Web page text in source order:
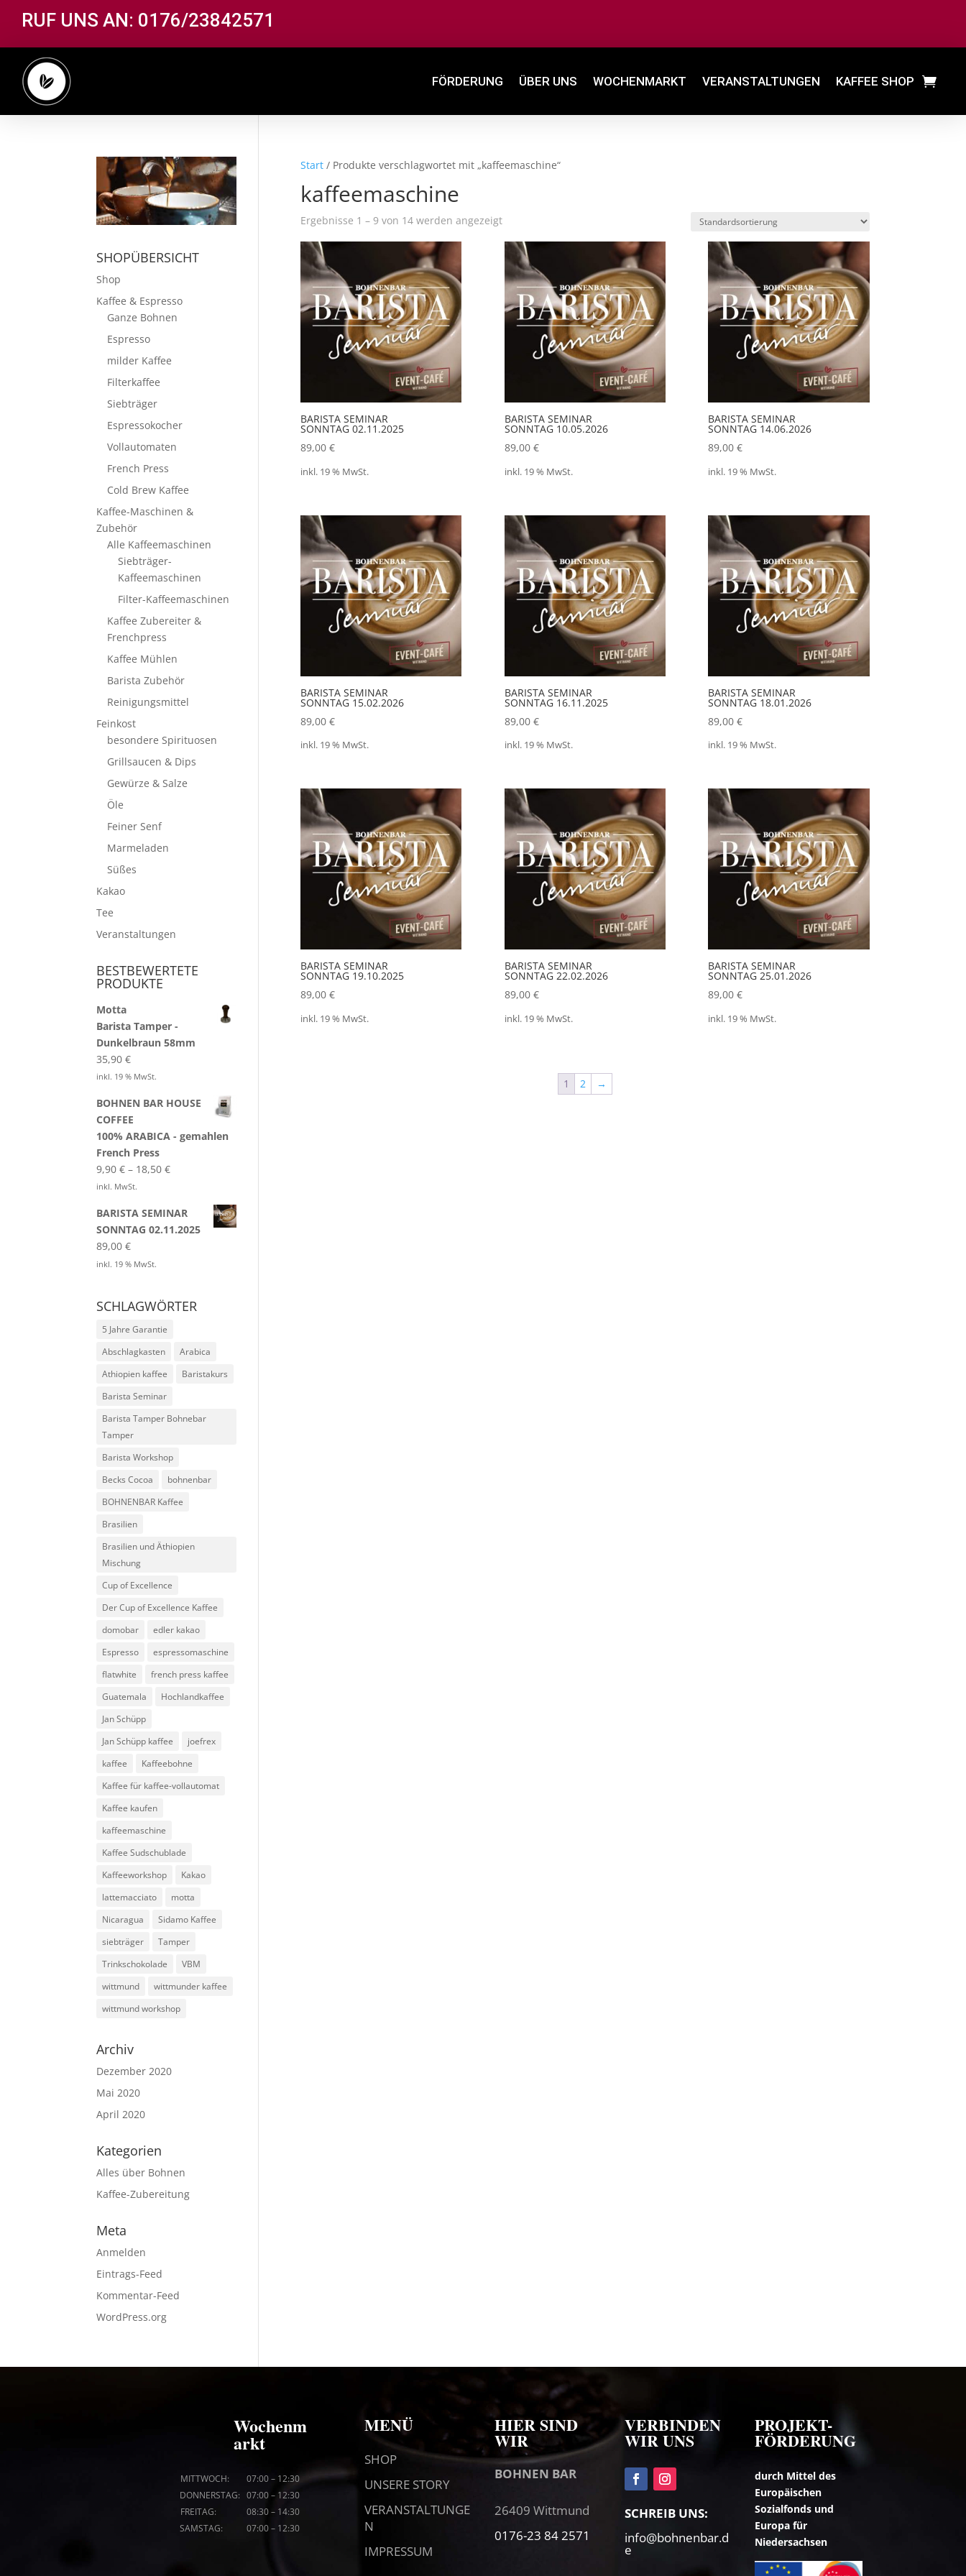
RUF UNS AN: 0176/23842571
FÖRDERUNG ÜBER UNS WOCHENMARKT VERANSTALTUNGEN KAFFEE SHOP
Start/ Produkte verschlagwortet mit „kaffeemaschine“
kaffeemaschine
Ergebnisse 1 – 9 von 14 werden angezeigt
BARISTA SEMINAR
SONNTAG 02.11.2025
89,00 €
inkl. 19 % MwSt.
BARISTA SEMINAR
SONNTAG 10.05.2026
89,00 €
inkl. 19 % MwSt.
BARISTA SEMINAR
SONNTAG 14.06.2026
89,00€
inkl. 19 % MwSt.
BARISTA SEMINAR
SONNTAG 15.02.2026
89,00 €
inkl. 19 % MwSt.
BARISTA SEMINAR
SONNTAG 16.11.2025
89,00 €
inkl. 19 % MwSt.
BARISTA SEMINAR
SONNTAG 18.01.2026
89,00€
inkl. 19 % MwSt.
BARISTA SEMINAR
SONNTAG 19.10.2025
89,00 €
inkl. 19 % MwSt.
BARISTA SEMINAR
SONNTAG 22.02.2026
89,00 €
inkl. 19 % MwSt.
BARISTA SEMINAR
SONNTAG 25.01.2026
89,00€
inkl. 19 % MwSt.
1 2 →
SHOPÜBERSICHT
Shop
Kaffee & Espresso
Ganze Bohnen
Espresso
milder Kaffee
Filterkaffee
Siebträger
Espressokocher
Vollautomaten
French Press
Cold Brew Kaffee
Kaffee-Maschinen &
Zubehör
Alle Kaffeemaschinen
Siebträger-
Kaffeemaschinen
Filter-Kaffeemaschinen
Kaffee Zubereiter &
Frenchpress
Kaffee Mühlen
Barista Zubehör
Reinigungsmittel
Feinkost
besondere Spirituosen
Grillsaucen & Dips
Gewürze & Salze
Öle
Feiner Senf
Marmeladen
Süßes
Kakao
Tee
Veranstaltungen
BESTBEWERTETE
PRODUKTE
Motta
Barista Tamper -
Dunkelbraun 58mm
35,90€
inkl. 19 % MwSt.
BOHNEN BAR HOUSE
COFFEE
100% ARABICA - gemahlen
French Press
9,90€ – 18,50€
inkl. MwSt.
BARISTA SEMINAR
SONNTAG 02.11.2025
89,00€
inkl. 19 % MwSt.
SCHLAGWÖRTER
5 Jahre Garantie
Abschlagkasten
Arabica
Athiopien kaffee
Baristakurs
Barista Seminar
Barista Tamper Bohnebar
Tamper
Barista Workshop
Becks Cocoa
bohnenbar
BOHNENBAR Kaffee
Brasilien
Brasilien und Äthiopien
Mischung
Cup of Excellence
Der Cup of Excellence Kaffee
domobar
edler kakao
Espresso
espressomaschine
flatwhite
french press kaffee
Guatemala
Hochlandkaffee
Jan Schüpp
Jan Schüpp kaffee
joefrex
kaffee
Kaffeebohne
Kaffee für kaffee-vollautomat
Kaffee kaufen
kaffeemaschine
Kaffee Sudschublade
Kaffeeworkshop
Kakao
lattemacciato
motta
Nicaragua
Sidamo Kaffee
siebträger
Tamper
Trinkschokolade
VBM
wittmund
wittmunder kaffee
wittmund workshop
Archiv
Dezember 2020
Mai 2020
April 2020
Kategorien
Alles über Bohnen
Kaffee-Zubereitung
Meta
Anmelden
Eintrags-Feed
Kommentar-Feed
WordPress.org
Wochenm
arkt
MITTWOCH: 07:00–12:30
DONNERSTAG: 07:00– 12:30
FREITAG: 08:30–14:30
SAMSTAG: 07:00– 12:30
MENÜ
SHOP
UNSERE STORY
VERANSTALTUNGE
N
IMPRESSUM
HIER SIND
WIR
BOHNEN BAR
26409 Wittmund
0176-23 84 2571
VERBINDEN
WIR UNS
SCHREIB UNS:
info@bohnenbar.d
e
PROJEKT-
FÖRDERUNG
durch Mittel des
Europäischen
Sozialfonds und
Europa für
Niedersachsen